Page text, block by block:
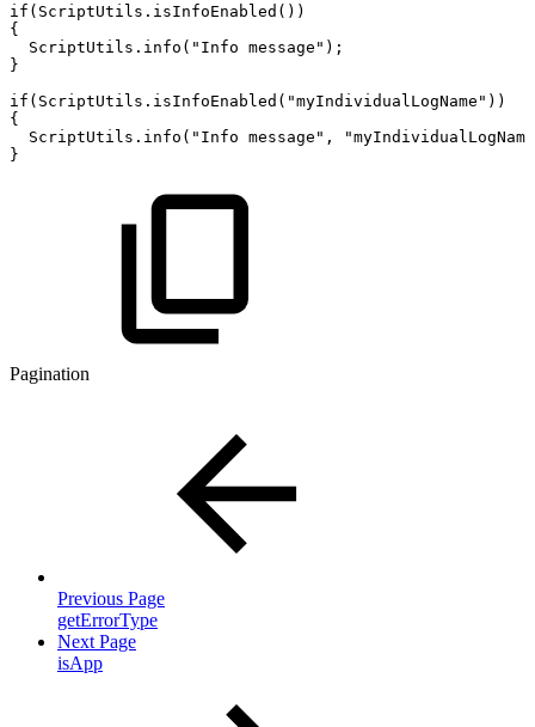
if ( ScriptUtils . isInfoEnabled ( ) )
{
ScriptUtils . info ( "Info message" ) ;
}
if ( ScriptUtils . isInfoEnabled ( "myIndividualLogName" ) )
{
ScriptUtils . info ( "Info message" ,
}
Pagination
Previous Page
getErrorType
Next Page
isApp